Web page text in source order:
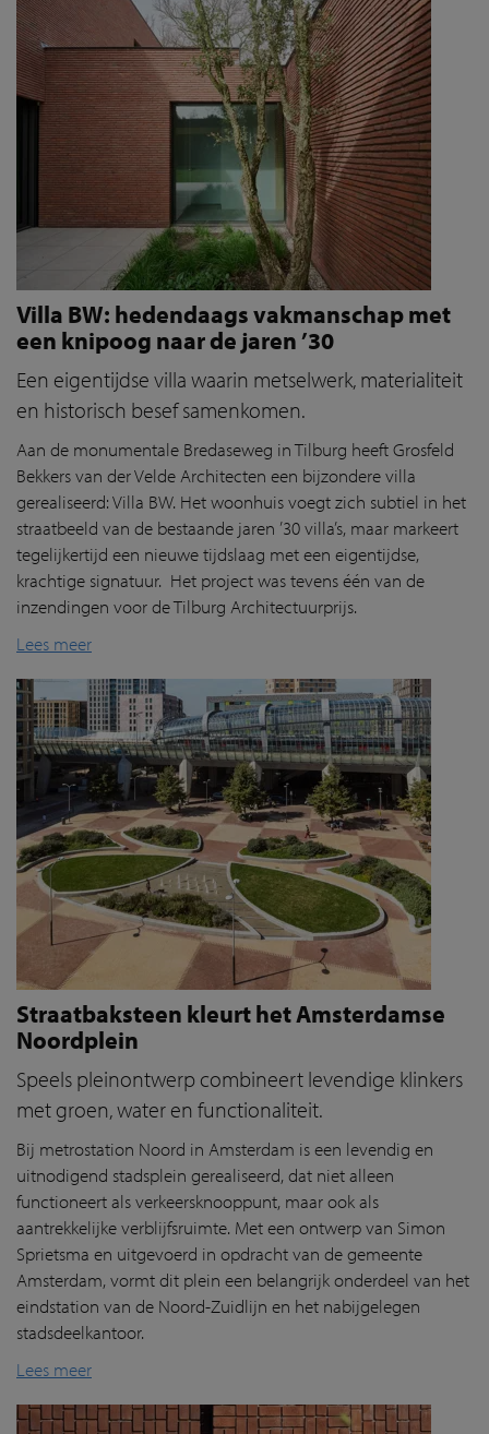
Villa BW: hedendaags vakmanschap met
een knipoog naar de jaren ’30
Een eigentijdse villa waarin metselwerk, materialiteit
en historisch besef samenkomen.
Aan de monumentale Bredaseweg in Tilburg heeft Grosfeld
Bekkers van der Velde Architecten een bijzondere villa
gerealiseerd: Villa BW. Het woonhuis voegt zich subtiel in het
straatbeeld van de bestaande jaren ’30 villa’s, maar markeert
tegelijkertijd een nieuwe tijdslaag met een eigentijdse,
krachtige signatuur. Het project was tevens één van de
inzendingen voor de Tilburg Architectuurprijs.
Lees meer
Straatbaksteen kleurt het Amsterdamse
Noordplein
Speels pleinontwerp combineert levendige klinkers
met groen, water en functionaliteit.
Bij metrostation Noord in Amsterdam is een levendig en
uitnodigend stadsplein gerealiseerd, dat niet alleen
functioneert als verkeersknooppunt, maar ook als
aantrekkelijke verblijfsruimte. Met een ontwerp van Simon
Sprietsma en uitgevoerd in opdracht van de gemeente
Amsterdam, vormt dit plein een belangrijk onderdeel van het
eindstation van de Noord-Zuidlijn en het nabijgelegen
stadsdeelkantoor.
Lees meer